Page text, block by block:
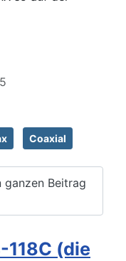
Coaxial
ganzen Beitrag
118C (die